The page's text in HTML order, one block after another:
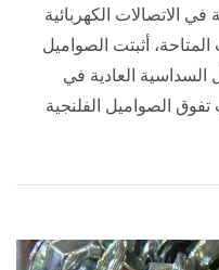
الاتصالات الكهربائية
المتاحة، أثبتت الصواميل
السداسية العادية في
الصواميل الفلنجية